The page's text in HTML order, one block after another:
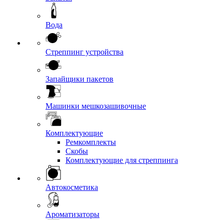
Вода
Стреппинг устройства
Запайщики пакетов
Машинки мешкозашивочные
Комплектующие
Ремкомплекты
Скобы
Комплектующие для стреппинга
Автокосметика
Ароматизаторы